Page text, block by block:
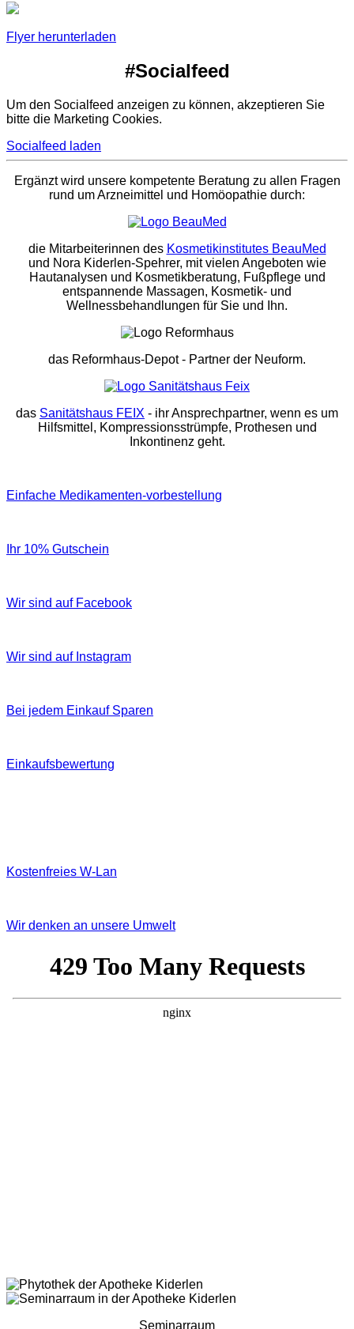
Flyer herunterladen
#Socialfeed
Um den Socialfeed anzeigen zu können, akzeptieren Sie
bitte die Marketing Cookies.
Socialfeed laden
Ergänzt wird unsere kompetente Beratung zu allen Fragen
rund um Arzneimittel und Homöopathie durch:
die Mitarbeiterinnen des Kosmetikinstitutes BeauMed
und Nora Kiderlen-Spehrer, mit vielen Angeboten wie
Hautanalysen und Kosmetikberatung, Fußpflege und
entspannende Massagen, Kosmetik- und
Wellnessbehandlungen für Sie und Ihn.
das Reformhaus-Depot- Partner der Neuform.
das Sanitätshaus FEIX - ihr Ansprechpartner, wenn es um
Hilfsmittel, Kompressionsstrümpfe, Prothesen und
Inkontinenz geht.
Einfache Medikamenten-vorbestellung
Ihr 10% Gutschein
Wir sind auf Facebook
Wir sind auf Instagram
Bei jedem Einkauf Sparen
Einkaufsbewertung
Kostenfreies W‐Lan
Wir denken an unsere Umwelt
Seminarraum